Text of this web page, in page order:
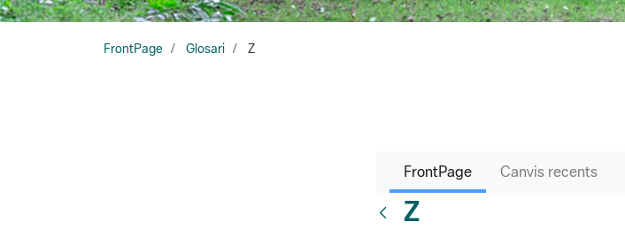
FrontPage Glosari Z
FrontPage Canvis recents
Z